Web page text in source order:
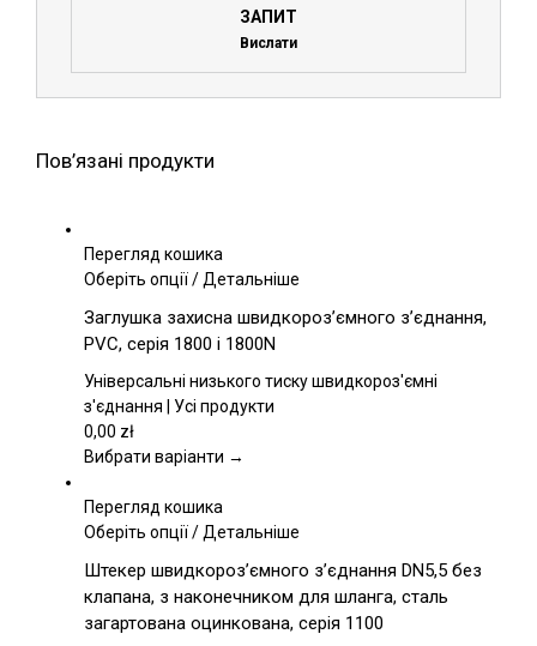
ЗАПИТ
Вислати
Пов’язані продукти
Перегляд кошика
Оберіть опціїЦей
має
кілька
варіантів.
Параметри
вибрати
сторінці
товару
/Детальніше
Заглушка захисна швидкороз’ємного з’єднання,
PVC, серія 1800 і 1800N
Універсальні низького тиску швидкороз'ємні
з'єднання | Усі продукти
0,00 zł
Вибрати варіанти →
Перегляд кошика
Оберіть опціїЦей
має
кілька
варіантів.
/Детальніше
Штекер швидкороз’ємного з’єднання DN5,5 без
клапана, з наконечником для шланга, сталь
загартована оцинкована, серія 1100